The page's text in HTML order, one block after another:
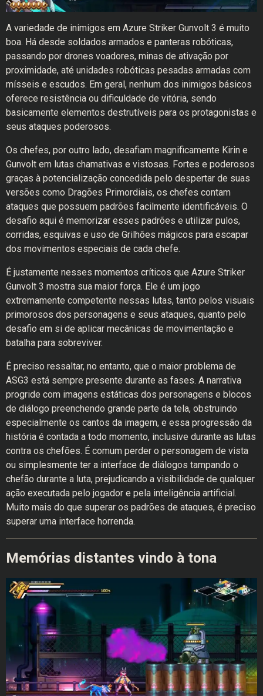
A variedade de inimigos em Azure Striker Gunvolt 3 é muito
boa. Há desde soldados armados e panteras robóticas,
passando por drones voadores, minas de ativação por
proximidade, até unidades robóticas pesadas armadas com
mísseis e escudos. Em geral, nenhum dos inimigos básicos
oferece resistência ou dificuldade de vitória, sendo
basicamente elementos destrutíveis para os protagonistas e
seus ataques poderosos.
Os chefes, por outro lado, desafiam magnificamente Kirin e
Gunvolt em lutas chamativas e vistosas. Fortes e poderosos
graças à potencialização concedida pelo despertar de suas
versões como Dragões Primordiais, os chefes contam
ataques que possuem padrões facilmente identificáveis. O
desafio aqui é memorizar esses padrões e utilizar pulos,
corridas, esquivas e uso de Grilhões mágicos para escapar
dos movimentos especiais de cada chefe.
É justamente nesses momentos críticos que Azure Striker
Gunvolt 3 mostra sua maior força. Ele é um jogo
extremamente competente nessas lutas, tanto pelos visuais
primorosos dos personagens e seus ataques, quanto pelo
desafio em si de aplicar mecânicas de movimentação e
batalha para sobreviver.
É preciso ressaltar, no entanto, que o maior problema de
ASG3 está sempre presente durante as fases. A narrativa
progride com imagens estáticas dos personagens e blocos
de diálogo preenchendo grande parte da tela, obstruindo
especialmente os cantos da imagem, e essa progressão da
história é contada a todo momento, inclusive durante as lutas
contra os chefões. É comum perder o personagem de vista
ou simplesmente ter a interface de diálogos tampando o
chefão durante a luta, prejudicando a visibilidade de qualquer
ação executada pelo jogador e pela inteligência artificial.
Muito mais do que superar os padrões de ataques, é preciso
superar uma interface horrenda.
Memórias distantes vindo à tona